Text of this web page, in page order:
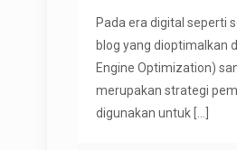
Pada era digital seperti
blog yang dioptimalkan
Engine Optimization)
merupakan strategi
digunakan untuk […]